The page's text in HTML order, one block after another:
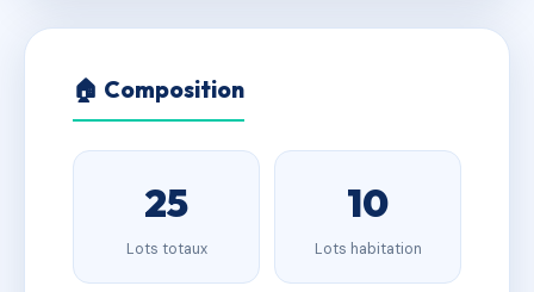
🏠 Composition
25
Lots totaux
10
Lots habitation